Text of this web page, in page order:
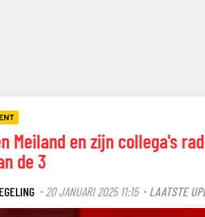
Meiland en zijn collega's
de 3
· 20 JANUARI 2025 11:15· LAATSTE